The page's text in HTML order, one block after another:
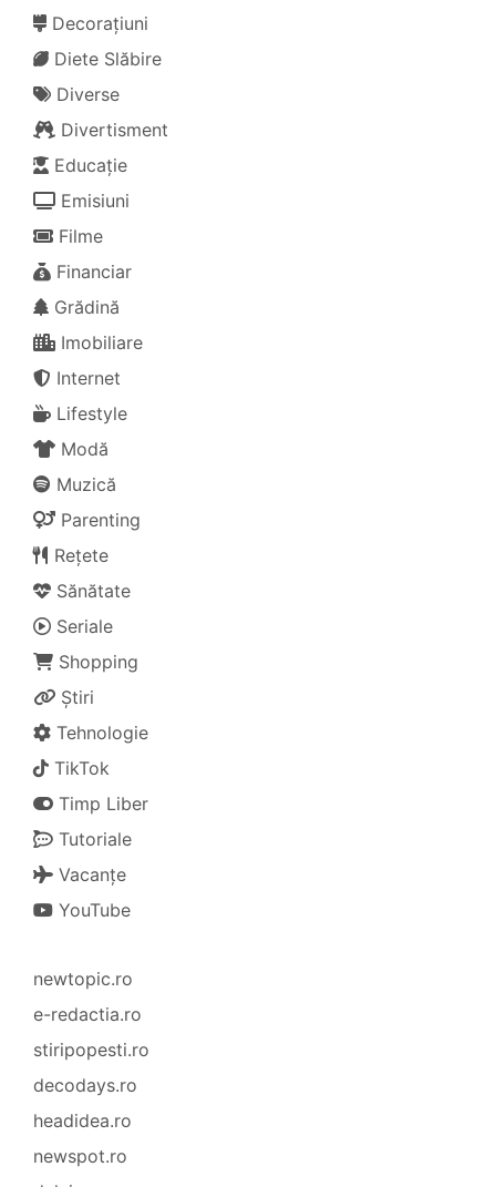
Decorațiuni
Diete Slăbire
Diverse
Divertisment
Educație
Emisiuni
Filme
Financiar
Grădină
Imobiliare
Internet
Lifestyle
Modă
Muzică
Parenting
Rețete
Sănătate
Seriale
Shopping
Știri
Tehnologie
TikTok
Timp Liber
Tutoriale
Vacanțe
YouTube
newtopic.ro
e-redactia.ro
stiripopesti.ro
decodays.ro
headidea.ro
newspot.ro